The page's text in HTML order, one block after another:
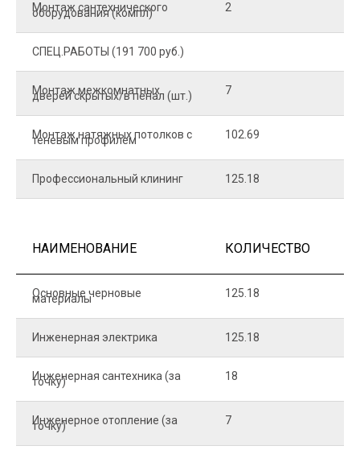
Монтаж сантехнического
оборудования (компл) 2
СПЕЦ.РАБОТЫ (191 700 руб.)
Монтаж межкомнатных
дверей скрытых/в пенал (шт.) 7
Монтаж натяжных потолков с
теневым профилем 102.69
Профессиональный клининг 125.18
НАИМЕНОВАНИЕ КОЛИЧЕСТВО
Основные черновые
материалы 125.18
Инженерная электрика 125.18
Инженерная сантехника (за
точку) 18
Инженерное отопление (за
точку) 7